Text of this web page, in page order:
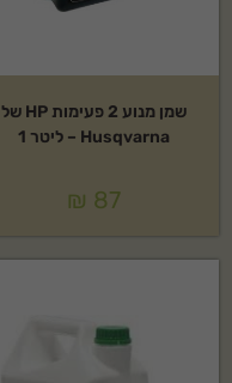
שמן מנוע 2 פעימות HP של
Husqvarna – ליטר 1
₪ 87